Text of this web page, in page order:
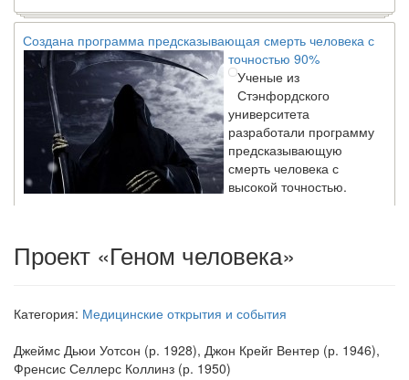
точностью 90%
Ученые из
Стэнфордского
университета
разработали программу
предсказывающую
смерть человека с
высокой точностью.
Зарплата врачей в 2018 году превысит средний доход
россиян в два раза
опровергла
доходов медицинских
Проект «Геном человека»
Категория: Медицинские открытия и события
Джеймс Дьюи Уотсон (р. 1928), Джон Крейг Вентер (р. 1946),
Френсис Селлерс Коллинз (р. 1950)